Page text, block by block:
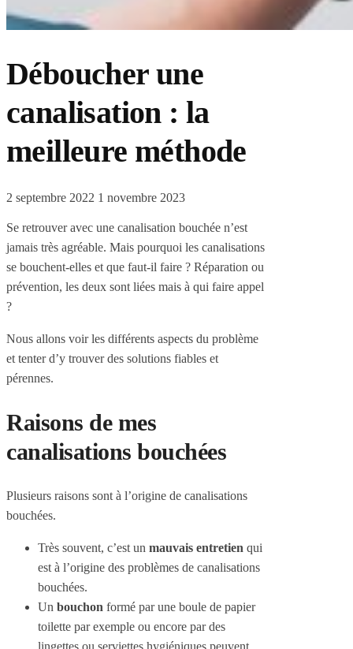
Déboucher une
canalisation : la
meilleure méthode
2 septembre 2022 1 novembre 2023
Se retrouver avec une canalisation bouchée n’est
jamais très agréable. Mais pourquoi les canalisations
se bouchent-elles et que faut-il faire ? Réparation ou
prévention, les deux sont liées mais à qui faire appel
?
Nous allons voir les différents aspects du problème
et tenter d’y trouver des solutions fiables et
pérennes.
Raisons de mes
canalisations bouchées
Plusieurs raisons sont à l’origine de canalisations
bouchées.
Très souvent, c’est un mauvais entretien qui
est à l’origine des problèmes de canalisations
bouchées.
Un bouchon formé par une boule de papier
toilette par exemple ou encore par des